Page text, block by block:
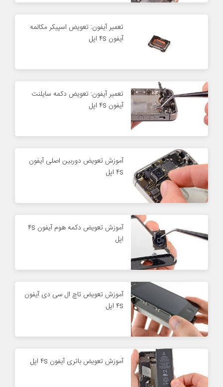
تعمیر آیفون: تعویض اسپیکر مکالمه
آیفون ۴s اپل
تعمیر آیفون: تعویض دکمه سایلنت
آیفون ۴s اپل
آموزش تعویض دوربین اصلی آیفون
۴s اپل
آموزش تعویض دکمه هوم آیفون ۴s
اپل
آموزش تعویض تاچ ال سی دی آیفون
۴s اپل
آموزش تعویض باتری آیفون ۴s اپل